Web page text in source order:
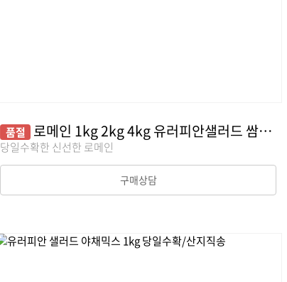
품절 로메인 1kg 2kg 4kg 유러피안샐러드 쌈채소 야채
당일수확한 신선한 로메인
구매상담